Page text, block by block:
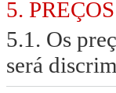
5. PREÇOS
5.1. Os
será